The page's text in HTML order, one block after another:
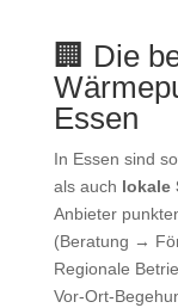
🏢 Die
Essen
In Essen sind
als auch lokale
Anbieter
(Beratung →
Regionale